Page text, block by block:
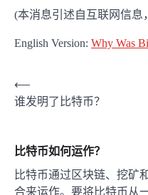
(本消息引述自互联网信息
English Version: Why Was
文
章
航
⟵
谁发明了比特币？
比特币如何运作？
比特币通过区块链、挖矿
合来运作。要将比特币从